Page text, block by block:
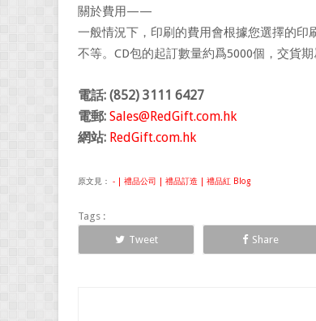
關於費用——
一般情況下，印刷的費用會根據您選擇的印
不等。CD包的起訂數量約爲5000個，交貨
電話: (852) 3111 6427
電郵: Sales@RedGift.com.hk
網站: RedGift.com.hk
原文見： - | 禮品公司 | 禮品訂造 | 禮品紅 Blog
Tags :
Tweet
Share